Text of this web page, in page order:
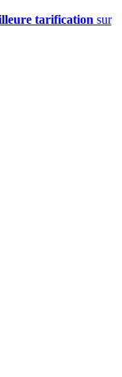
tarification sur